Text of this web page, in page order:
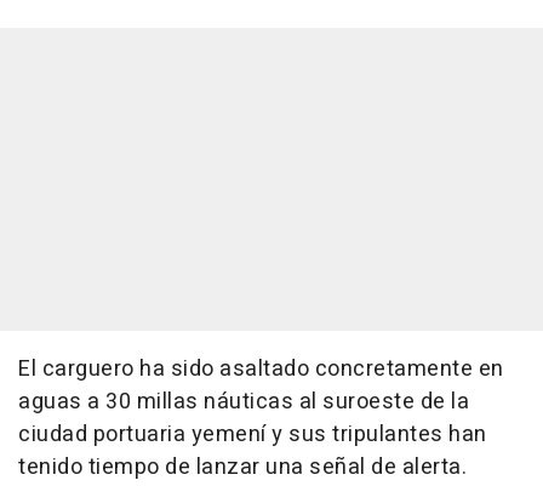
El carguero ha sido asaltado concretamente en
aguas a 30 millas náuticas al suroeste de la
ciudad portuaria yemení y sus tripulantes han
tenido tiempo de lanzar una señal de alerta.